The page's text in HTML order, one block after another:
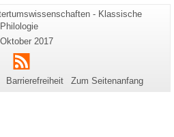
Zusätzliche
Informationen
zu
dieser
Seite
- Klassische
Philologie
2017
RSS
Barrierefreiheit Zum Seitenanfang